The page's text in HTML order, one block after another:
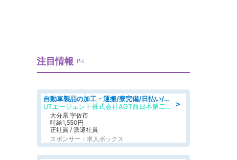
注目情報 PR
＞
自動車製品の加工・運搬/寮完備/日払い/工場・製造
UTエージェント株式会社AGT西日本第二CU
大分県 宇佐市
時給1,550円
正社員 / 派遣社員
スポンサー：求人ボックス